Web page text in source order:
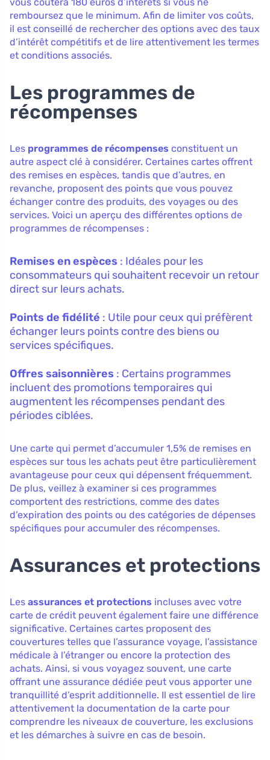
vous coûtera 180 euros d’intérêts si vous ne
remboursez que le minimum. Afin de limiter vos coûts,
il est conseillé de rechercher des options avec des taux
d’intérêt compétitifs et de lire attentivement les termes
et conditions associés.
Les programmes de
récompenses
Les programmes de récompenses constituent un
autre aspect clé à considérer. Certaines cartes offrent
des remises en espèces, tandis que d’autres, en
revanche, proposent des points que vous pouvez
échanger contre des produits, des voyages ou des
services. Voici un aperçu des différentes options de
programmes de récompenses :
Remises en espèces : Idéales pour les
consommateurs qui souhaitent recevoir un retour
direct sur leurs achats.
Points de fidélité : Utile pour ceux qui préfèrent
échanger leurs points contre des biens ou
services spécifiques.
Offres saisonnières : Certains programmes
incluent des promotions temporaires qui
augmentent les récompenses pendant des
périodes ciblées.
Une carte qui permet d’accumuler 1,5% de remises en
espèces sur tous les achats peut être particulièrement
avantageuse pour ceux qui dépensent fréquemment.
De plus, veillez à examiner si ces programmes
comportent des restrictions, comme des dates
d’expiration des points ou des catégories de dépenses
spécifiques pour accumuler des récompenses.
Assurances et protections
Les assurances et protections incluses avec votre
carte de crédit peuvent également faire une différence
significative. Certaines cartes proposent des
couvertures telles que l’assurance voyage, l’assistance
médicale à l’étranger ou encore la protection des
achats. Ainsi, si vous voyagez souvent, une carte
offrant une assurance dédiée peut vous apporter une
tranquillité d’esprit additionnelle. Il est essentiel de lire
attentivement la documentation de la carte pour
comprendre les niveaux de couverture, les exclusions
et les démarches à suivre en cas de besoin.